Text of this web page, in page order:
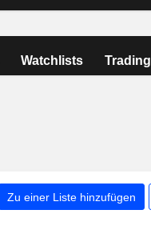
Watchlists Trading
Zu einer Liste hinzufügen